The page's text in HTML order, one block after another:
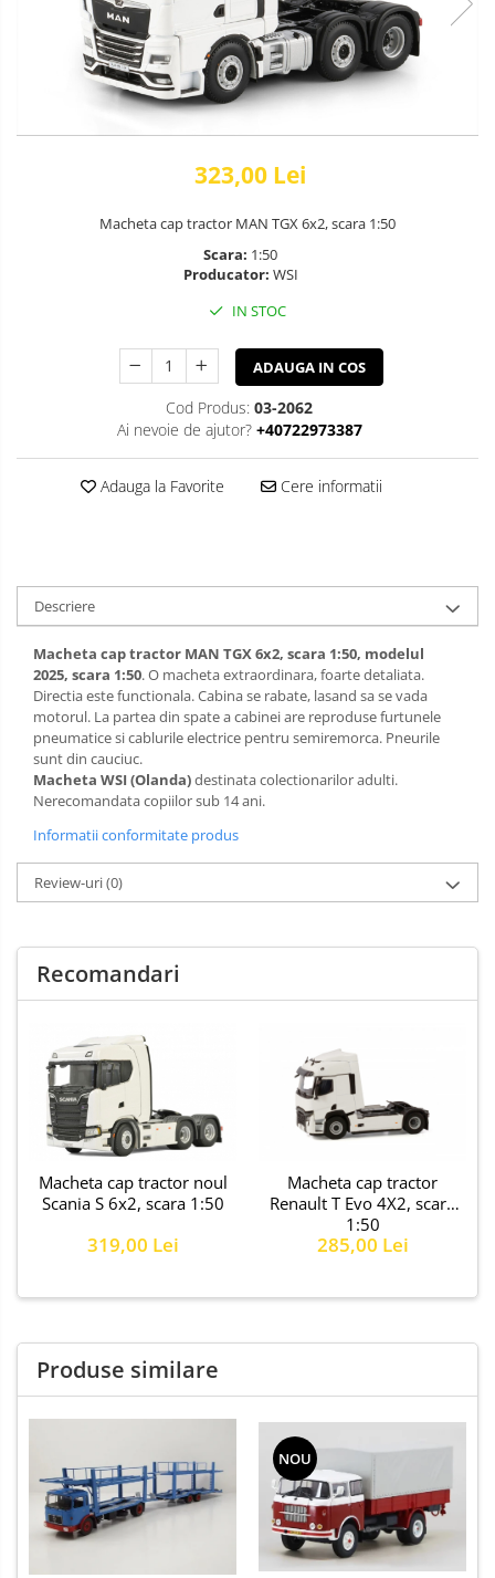
323,00 Lei
Macheta cap tractor MAN TGX 6x2, scara 1:50
Scara: 1:50
Producator: WSI
IN STOC
ADAUGA IN COS
Cod Produs: 03-2062
Ai nevoie de ajutor? +40722973387
Adauga la Favorite Cere informatii
Descriere
Macheta cap tractor MAN TGX 6x2, scara 1:50, modelul
2025, scara 1:50. O macheta extraordinara, foarte detaliata.
Directia este functionala. Cabina se rabate, lasand sa se vada
motorul. La partea din spate a cabinei are reproduse furtunele
pneumatice si cablurile electrice pentru semiremorca. Pneurile
sunt din cauciuc.
Macheta WSI (Olanda)destinata colectionarilor adulti.
Nerecomandata copiilor sub 14 ani.
Informatii conformitate produs
Review-uri(0)
Recomandari
Macheta cap tractor noul
Scania S 6x2, scara 1:50
319,00 Lei
Macheta cap tractor
Renault T Evo 4X2, scara
1:50
285,00 Lei
Produse similare
NOU